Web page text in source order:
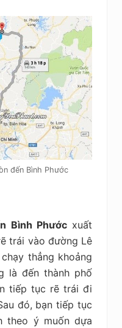
đến Bình Phước
Bình Phước xuất
trái vào đường Lê
thẳng khoảng
là đến thành phố
tiếp tục rẽ trái đi
đó, bạn tiếp tục
theo ý muốn dựa